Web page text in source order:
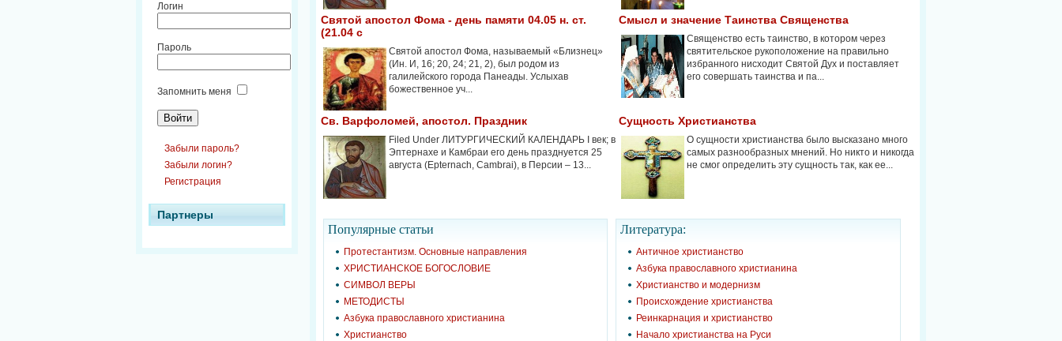
Логин
Пароль
Запомнить меня
Забыли пароль?
Забыли логин?
Регистрация
Партнеры
Святой апостол Фома - день памяти 04.05 н. ст.
(21.04 с
Святой апостол Фома, называемый «Близнец»
(Ин. И, 16; 20, 24; 21, 2), был родом из
галилейского города Панеады. Услыхав
божественное уч...
Смысл и значение Таинства Священства
Священство есть таинство, в котором через
святительское рукоположение на правильно
избранного нисходит Святой Дух и поставляет
его совершать таинства и па...
Св. Варфоломей, апостол. Праздник
Filed Under ЛИТУРГИЧЕСКИЙ КАЛЕНДАРЬ I век; в
Эптернахе и Камбраи его день празднуется 25
августа (Epternach, Cambrai), в Персии – 13...
Сущность Христианства
О сущности христианства было высказано много
самых разнообразных мнений. Но никто и никогда
не смог определить эту сущность так, как ее...
Популярные cтатьи
Протестантизм. Основные направления
ХРИСТИАНСКОЕ БОГОСЛОВИЕ
СИМВОЛ ВЕРЫ
МЕТОДИСТЫ
Азбука православного христианина
Христианство
Литература:
Античное христианство
Азбука православного христианина
Христианство и модернизм
Происхождение христианства
Реинкарнация и христианство
Начало христианства на Руси